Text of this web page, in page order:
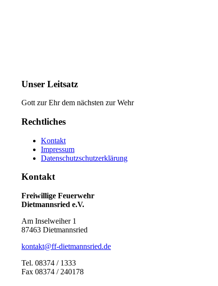
Unser Leitsatz
Gott zur Ehr dem nächsten zur Wehr
Rechtliches
Kontakt
Impressum
Datenschutzschutzerklärung
Kontakt
Freiwillige Feuerwehr
Dietmannsried e.V.
Am Inselweiher 1
87463 Dietmannsried
kontakt@ff-dietmannsried.de
Tel. 08374 / 1333
Fax 08374 / 240178